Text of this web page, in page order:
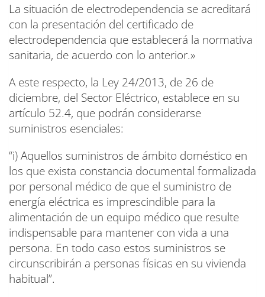
La situación de electrodependencia se acreditará
con la presentación del certificado de
electrodependencia que establecerá la normativa
sanitaria, de acuerdo con lo anterior.»
A este respecto, la Ley 24/2013, de 26 de
diciembre, del Sector Eléctrico, establece en su
artículo 52.4, que podrán considerarse
suministros esenciales:
“i) Aquellos suministros de ámbito doméstico en
los que exista constancia documental formalizada
por personal médico de que el suministro de
energía eléctrica es imprescindible para la
alimentación de un equipo médico que resulte
indispensable para mantener con vida a una
persona. En todo caso estos suministros se
circunscribirán a personas físicas en su vivienda
habitual”.